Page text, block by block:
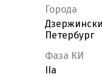
Города
Петербург
Фаза КИ
IIa